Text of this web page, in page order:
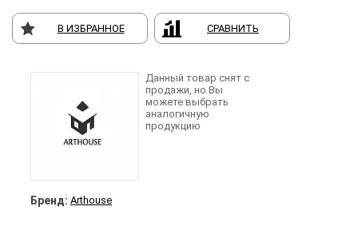
В ИЗБРАННОЕ СРАВНИТЬ
Бренд: Arthouse
Данный товар снят с
продажи, но Вы
можете выбрать
аналогичную
продукцию